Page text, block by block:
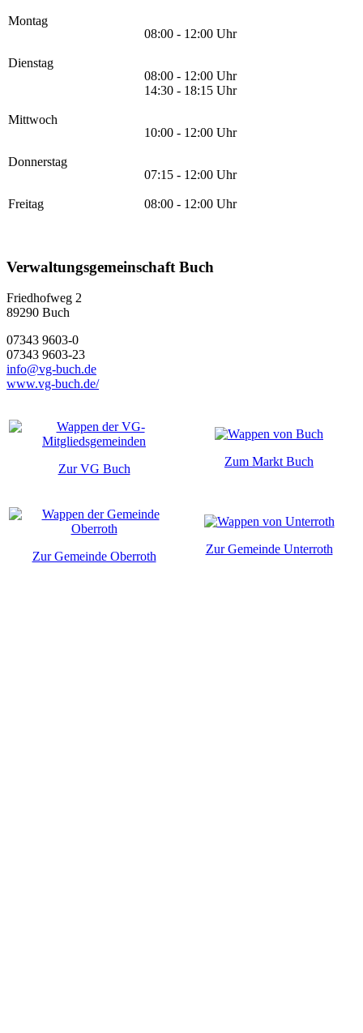
Montag
08:00 - 12:00 Uhr
Dienstag
08:00 - 12:00 Uhr
14:30 - 18:15 Uhr
Mittwoch
10:00 - 12:00 Uhr
Donnerstag
07:15 - 12:00 Uhr
Freitag 08:00 - 12:00 Uhr
Verwaltungsgemeinschaft Buch
Friedhofweg 2
89290 Buch
07343 9603-0
07343 9603-23
info@vg-buch.de
www.vg-buch.de/
Zur VG Buch
Zum Markt Buch
Zur Gemeinde Oberroth
Zur Gemeinde Unterroth